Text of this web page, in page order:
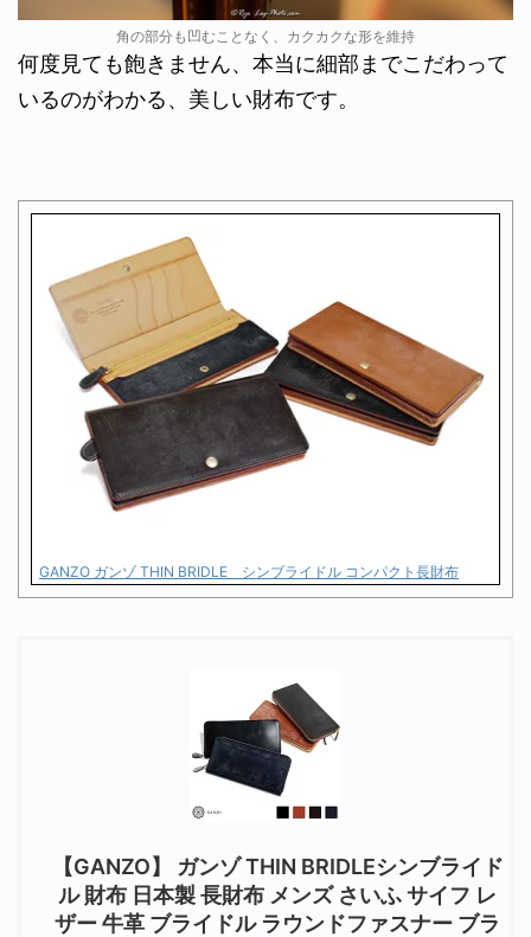
角の部分も凹むことなく、カクカクな形を維持
何度見ても飽きません、本当に細部までこだわって
いるのがわかる、美しい財布です。
GANZO ガンゾ THIN BRIDLE シンブライドル コンパクト長財布
【GANZO】 ガンゾ THIN BRIDLEシンブライド
ル 財布 日本製 長財布 メンズ さいふ サイフ レ
ザー 牛革 ブライドル ラウンドファスナー ブラ